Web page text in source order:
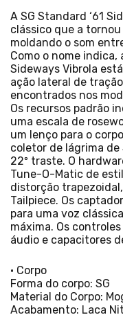
A SG Standard ‘61
clássico que a
moldando o som
Como o nome indica,
Sideways Vibrola
ação lateral de
encontrados nos
Os recursos padrão
uma escala de
um lenço para o
coletor de lágrima
22º traste. O
Tune-O-Matic de
distorção
Tailpiece. Os
para uma voz
máxima. Os
áudio e capacitores
• Corpo
Forma do corpo: SG
Material do Corpo:
Acabamento: Laca